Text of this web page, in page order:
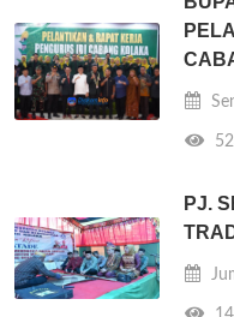
PJ.